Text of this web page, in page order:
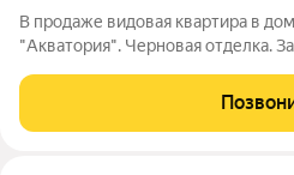
В продаже видовая квартира в
"Акватория". Черновая отделка.
продается БЕЗ КОМИССИИ
сопровождение сделки, помощь в